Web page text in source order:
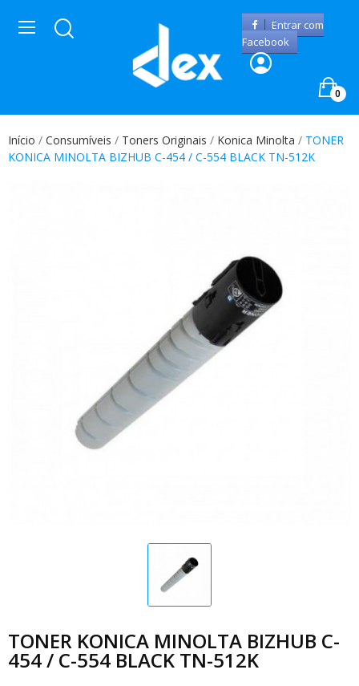
Entrar com
Facebook
0
Início Consumíveis Toners Originais Konica Minolta
TONER
KONICA MINOLTA BIZHUB C-454 / C-554 BLACK TN-512K
TONER KONICA MINOLTA BIZHUB C-
454 / C-554 BLACK TN-512K